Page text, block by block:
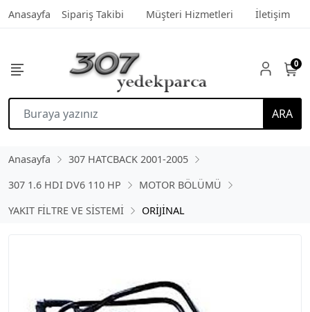
Anasayfa Sipariş Takibi Müşteri Hizmetleri İletişim
ARA
0
Anasayfa
307 HATCBACK 2001-2005
307 1.6 HDI DV6 110 HP
MOTOR BÖLÜMÜ
YAKIT FİLTRE VE SİSTEMİ
ORİJİNAL